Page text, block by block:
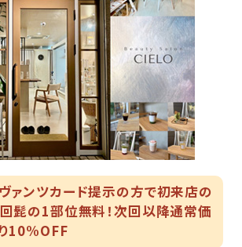
ァンツカード提示の方で初来店の
髭の1部位無料！次回以降通常価
10%OFF